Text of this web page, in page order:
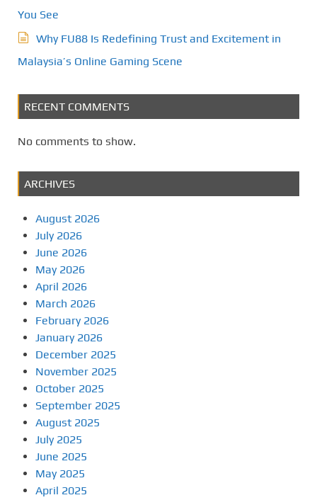
You See
Why FU88 Is Redefining Trust and Excitement in
Malaysia’s Online Gaming Scene
RECENT COMMENTS
No comments to show.
ARCHIVES
August 2026
July 2026
June 2026
May 2026
April 2026
March 2026
February 2026
January 2026
December 2025
November 2025
October 2025
September 2025
August 2025
July 2025
June 2025
May 2025
April 2025